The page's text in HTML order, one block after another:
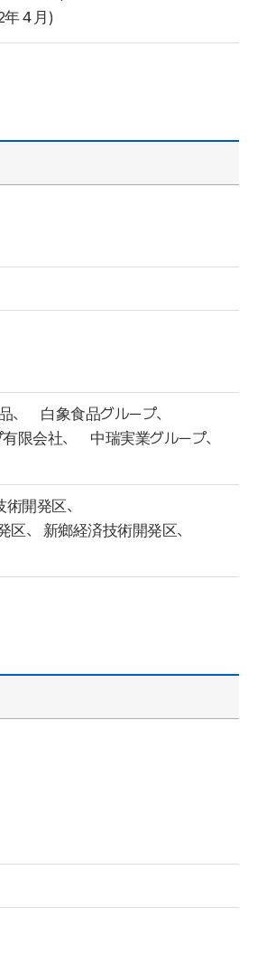
年４月)
、 白象食品グループ、
限会社、 中瑞実業グループ、
術開発区、
、 新鄉経済技術開発区、